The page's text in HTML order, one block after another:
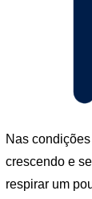
Nas
crescendo e
respirar um